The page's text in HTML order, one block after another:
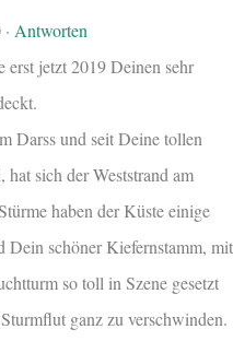
· Antworten
jetzt 2019 Deinen sehr
Darss und seit Deine tollen
sich der Weststrand am
haben der Küste einige
Dein schöner Kiefernstamm, mit
so toll in Szene gesetzt
ganz zu verschwinden.